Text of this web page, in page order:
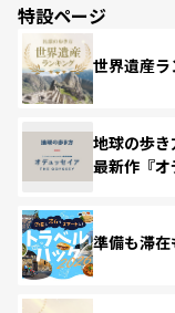
特設ページ
世界遺産
地球の歩
最新作『オ
準備も滞